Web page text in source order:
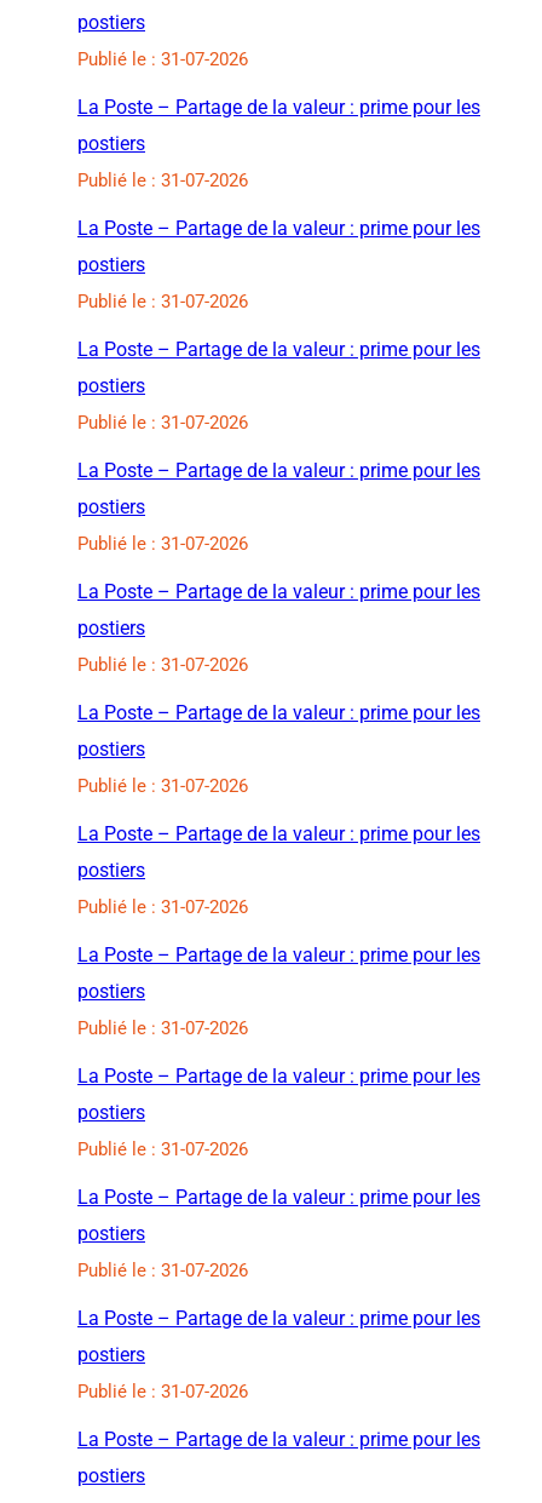
postiers
Publié le : 31-07-2026
La Poste – Partage de la valeur : prime pour les
postiers
Publié le : 31-07-2026
La Poste – Partage de la valeur : prime pour les
postiers
Publié le : 31-07-2026
La Poste – Partage de la valeur : prime pour les
postiers
Publié le : 31-07-2026
La Poste – Partage de la valeur : prime pour les
postiers
Publié le : 31-07-2026
La Poste – Partage de la valeur : prime pour les
postiers
Publié le : 31-07-2026
La Poste – Partage de la valeur : prime pour les
postiers
Publié le : 31-07-2026
La Poste – Partage de la valeur : prime pour les
postiers
Publié le : 31-07-2026
La Poste – Partage de la valeur : prime pour les
postiers
Publié le : 31-07-2026
La Poste – Partage de la valeur : prime pour les
postiers
Publié le : 31-07-2026
La Poste – Partage de la valeur : prime pour les
postiers
Publié le : 31-07-2026
La Poste – Partage de la valeur : prime pour les
postiers
Publié le : 31-07-2026
La Poste – Partage de la valeur : prime pour les
postiers